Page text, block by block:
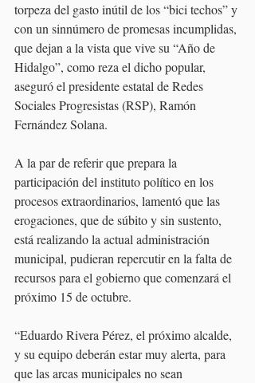
torpeza del gasto inútil de los “bici techos” y
con un sinnúmero de promesas incumplidas,
que dejan a la vista que vive su “Año de
Hidalgo”, como reza el dicho popular,
aseguró el presidente estatal de Redes
Sociales Progresistas (RSP), Ramón
Fernández Solana.
A la par de referir que prepara la
participación del instituto político en los
procesos extraordinarios, lamentó que las
erogaciones, que de súbito y sin sustento,
está realizando la actual administración
municipal, pudieran repercutir en la falta de
recursos para el gobierno que comenzará el
próximo 15 de octubre.
“Eduardo Rivera Pérez, el próximo alcalde,
y su equipo deberán estar muy alerta, para
que las arcas municipales no sean